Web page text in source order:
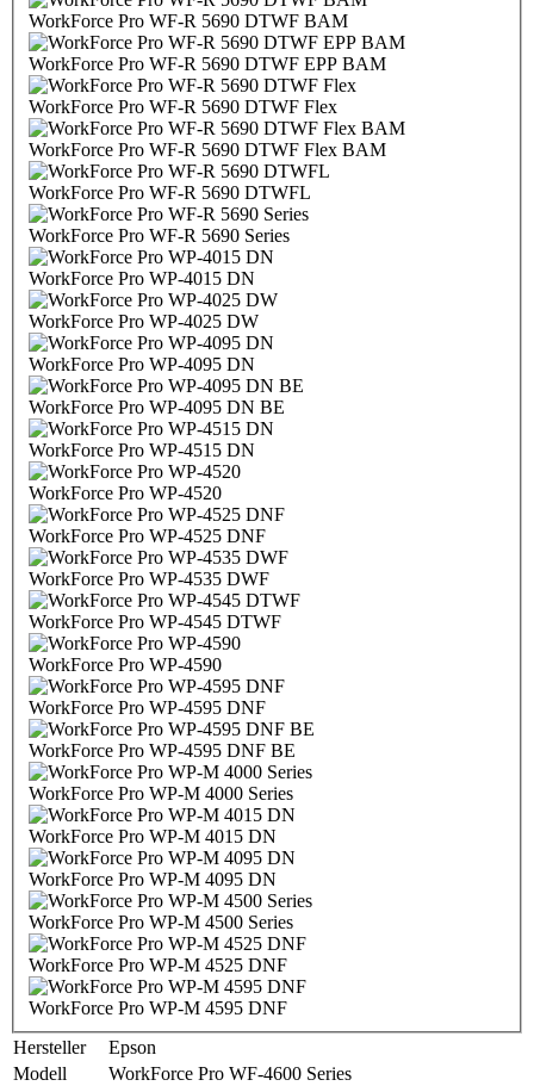
WorkForce Pro WF-R 5690 DTWF BAM
WorkForce Pro WF-R 5690 DTWF EPP BAM
WorkForce Pro WF-R 5690 DTWF Flex
WorkForce Pro WF-R 5690 DTWF Flex BAM
WorkForce Pro WF-R 5690 DTWFL
WorkForce Pro WF-R 5690 Series
WorkForce Pro WP-4015 DN
WorkForce Pro WP-4025 DW
WorkForce Pro WP-4095 DN
WorkForce Pro WP-4095 DN BE
WorkForce Pro WP-4515 DN
WorkForce Pro WP-4520
WorkForce Pro WP-4525 DNF
WorkForce Pro WP-4535 DWF
WorkForce Pro WP-4545 DTWF
WorkForce Pro WP-4590
WorkForce Pro WP-4595 DNF
WorkForce Pro WP-4595 DNF BE
WorkForce Pro WP-M 4000 Series
WorkForce Pro WP-M 4015 DN
WorkForce Pro WP-M 4095 DN
WorkForce Pro WP-M 4500 Series
WorkForce Pro WP-M 4525 DNF
WorkForce Pro WP-M 4595 DNF
Hersteller
Epson
Modell
WorkForce Pro WF-4600 Series